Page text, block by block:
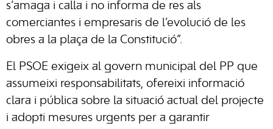
s’amaga i calla i no informa de res als
comerciantes i empresaris de l’evolució de les
obres a la plaça de la Constitució”.
El PSOE exigeix al govern municipal del PP que
assumeixi responsabilitats, ofereixi informació
clara i pública sobre la situació actual del projecte
i adopti mesures urgents per a garantir